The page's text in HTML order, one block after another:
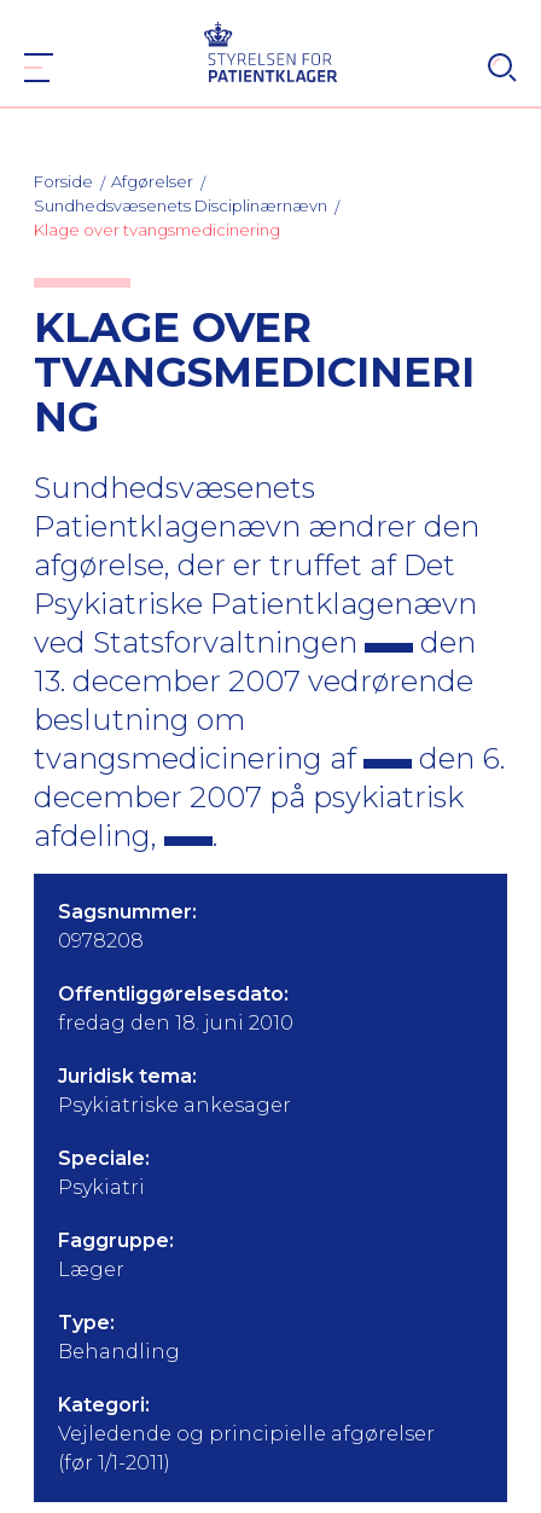
Forside
Afgørelser
Sundhedsvæsenets Disciplinærnævn
Klage over tvangsmedicinering
KLAGE OVER
TVANGSMEDICINERI
NG
Sundhedsvæsenets
Patientklagenævn ændrer den
afgørelse, der er truffet af Det
Psykiatriske Patientklagenævn
ved Statsforvaltningen
den
13. december 2007 vedrørende
beslutning om
tvangsmedicinering af
den 6.
december 2007 på psykiatrisk
afdeling,
.
Sagsnummer:
0978208
Offentliggørelsesdato:
fredag den 18. juni 2010
Juridisk tema:
Psykiatriske ankesager
Speciale:
Psykiatri
Faggruppe:
Læger
Type:
Behandling
Kategori:
Vejledende og principielle afgørelser
(før 1/1-2011)